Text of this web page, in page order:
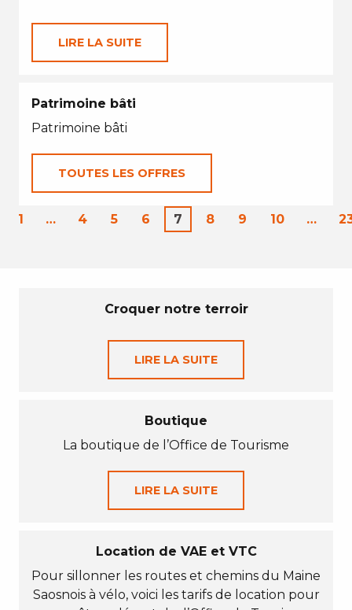
LIRE LA SUITE
Patrimoine bâti
Patrimoine bâti
TOUTES LES OFFRES
1 … 4 5 6 7 8 9 10 …
Croquer notre terroir
LIRE LA SUITE
Boutique
La boutique de l’Office de Tourisme
LIRE LA SUITE
Location de VAE et VTC
Pour sillonner les routes et chemins du Maine
Saosnois à vélo, voici les tarifs de location pour